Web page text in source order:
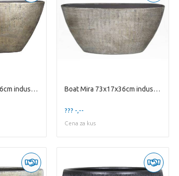
Boat Mira 73x17x36cm industrial gold Boat Mira 73x17x36cm industrial white
??? -,--
Cena za kus